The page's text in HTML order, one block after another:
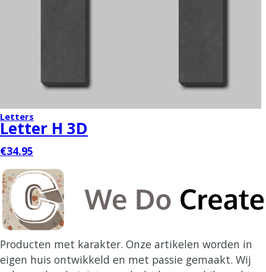
Letters
Letter H 3D
€34.95
Producten met karakter. Onze artikelen worden in
eigen huis ontwikkeld en met passie gemaakt. Wij